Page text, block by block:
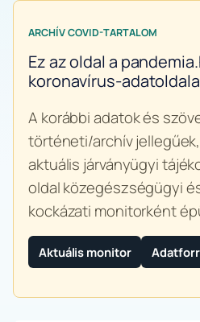
ARCHÍV COVID-TARTALOM
Ez az oldal a
koronavírus-
A korábbi adatok és
történeti/archív
aktuális járványügyi
oldal közegészségügyi
kockázati monitorként
Aktuális monitor